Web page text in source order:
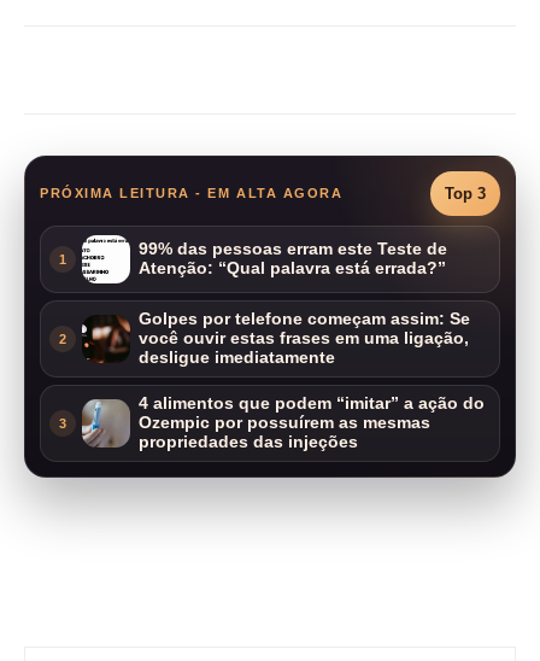
PRÓXIMA LEITURA - EM ALTA AGORA Top 3
1
99% das pessoas erram este Teste de
Atenção: “Qual palavra está errada?”
2
Golpes por telefone começam assim: Se
você ouvir estas frases em uma ligação,
desligue imediatamente
3
4 alimentos que podem “imitar” a ação do
Ozempic por possuírem as mesmas
propriedades das injeções